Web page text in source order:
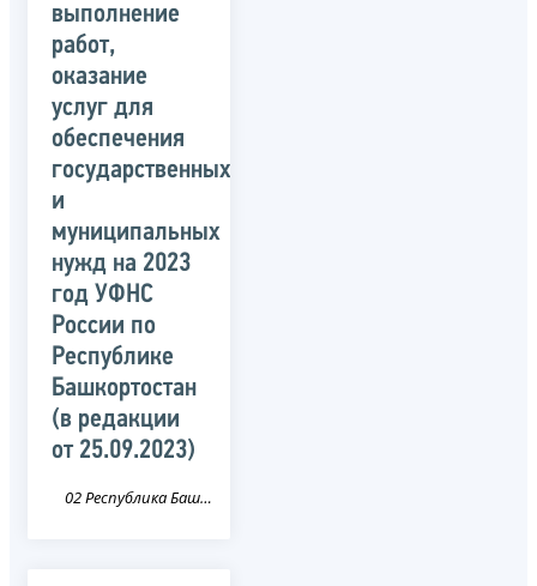
выполнение
работ,
оказание
услуг для
обеспечения
государственных
и
муниципальных
нужд на 2023
год УФНС
России по
Республике
Башкортостан
(в редакции
от 25.09.2023)
02 Республика Башкортостан